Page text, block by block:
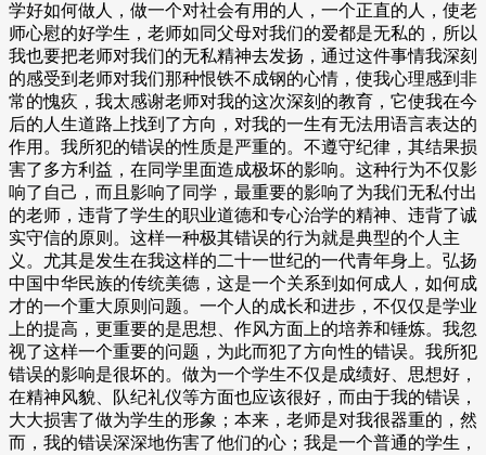
学好如何做人，做一个对社会有用的人，一个正直的人，使老
师心慰的好学生，老师如同父母对我们的爱都是无私的，所以
我也要把老师对我们的无私精神去发扬，通过这件事情我深刻
的感受到老师对我们那种恨铁不成钢的心情，使我心理感到非
常的愧疚，我太感谢老师对我的这次深刻的教育，它使我在今
后的人生道路上找到了方向，对我的一生有无法用语言表达的
作用。我所犯的错误的性质是严重的。不遵守纪律，其结果损
害了多方利益，在同学里面造成极坏的影响。这种行为不仅影
响了自己，而且影响了同学，最重要的影响了为我们无私付出
的老师，违背了学生的职业道德和专心治学的精神、违背了诚
实守信的原则。这样一种极其错误的行为就是典型的个人主
义。尤其是发生在我这样的二十一世纪的一代青年身上。弘扬
中国中华民族的传统美德，这是一个关系到如何成人，如何成
才的一个重大原则问题。一个人的成长和进步，不仅仅是学业
上的提高，更重要的是思想、作风方面上的培养和锤炼。我忽
视了这样一个重要的问题，为此而犯了方向性的错误。我所犯
错误的影响是很坏的。做为一个学生不仅是成绩好、思想好，
在精神风貌、队纪礼仪等方面也应该很好，而由于我的错误，
大大损害了做为学生的形象；本来，老师是对我很器重的，然
而，我的错误深深地伤害了他们的心；我是一个普通的学生，